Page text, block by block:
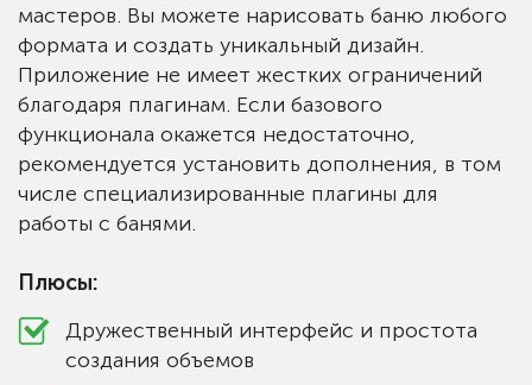
мастеров. Вы можете нарисовать баню любого
формата и создать уникальный дизайн.
Приложение не имеет жестких ограничений
благодаря плагинам. Если базового
функционала окажется недостаточно,
рекомендуется установить дополнения, в том
числе специализированные плагины для
работы с банями.
Плюсы:
Дружественный интерфейс и простота
создания объемов